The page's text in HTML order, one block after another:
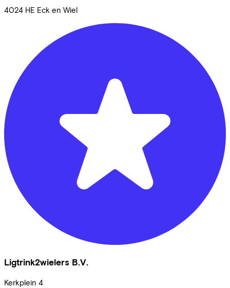
4024 HE Eck en Wiel
Ligtrink2wielers B.V.
Kerkplein 4